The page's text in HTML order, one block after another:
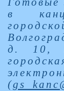
в
д. 10,
(